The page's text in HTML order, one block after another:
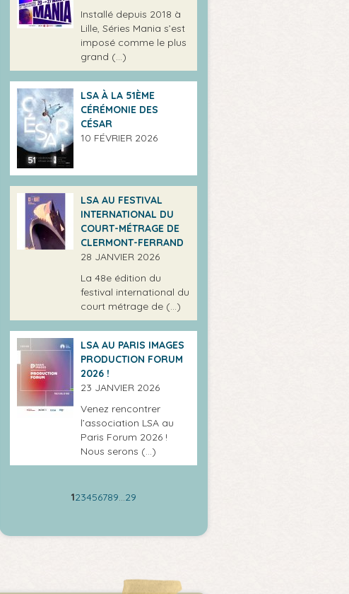
Installé depuis 2018 à
Lille, Séries Mania s’est
imposé comme le plus
grand (…)
LSA À LA 51ÈME
CÉRÉMONIE DES
CÉSAR
10 FÉVRIER 2026
LSA AU FESTIVAL
INTERNATIONAL DU
COURT-MÉTRAGE DE
CLERMONT-FERRAND
28 JANVIER 2026
La 48e édition du
festival international du
court métrage de (…)
LSA AU PARIS IMAGES
PRODUCTION FORUM
2026 !
23 JANVIER 2026
Venez rencontrer
l’association LSA au
Paris Forum 2026 !
Nous serons (…)
123456789…29